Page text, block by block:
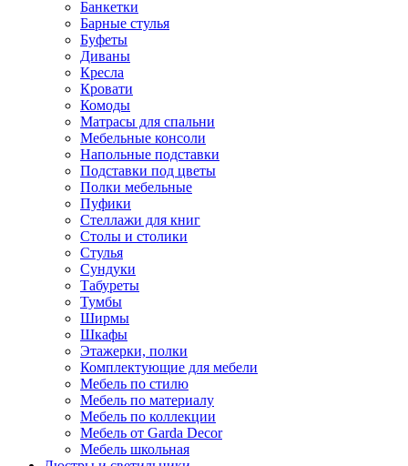
Банкетки
Барные стулья
Буфеты
Диваны
Кресла
Кровати
Комоды
Матрасы для спальни
Мебельные консоли
Напольные подставки
Подставки под цветы
Полки мебельные
Пуфики
Стеллажи для книг
Столы и столики
Стулья
Сундуки
Табуреты
Тумбы
Ширмы
Шкафы
Этажерки, полки
Комплектующие для мебели
Мебель по стилю
Мебель по материалу
Мебель по коллекции
Мебель от Garda Decor
Мебель школьная